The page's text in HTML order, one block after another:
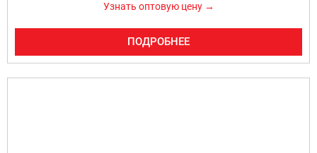
Узнать оптовую цену →
ПОДРОБНЕЕ